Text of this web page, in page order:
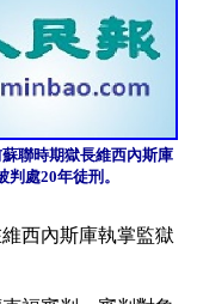
聯時期獄長維西內斯庫
判處20年徒刑。
西內斯庫執掌監獄